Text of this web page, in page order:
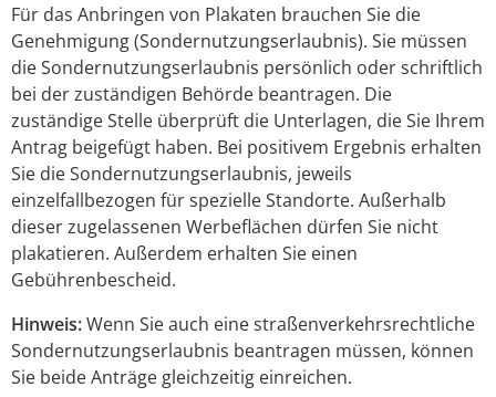
Für das Anbringen von Plakaten brauchen Sie die
Genehmigung (Sondernutzungserlaubnis). Sie müssen
die Sondernutzungserlaubnis persönlich oder schriftlich
bei der zuständigen Behörde beantragen. Die
zuständige Stelle überprüft die Unterlagen, die Sie Ihrem
Antrag beigefügt haben. Bei positivem Ergebnis erhalten
Sie die Sondernutzungserlaubnis, jeweils
einzelfallbezogen für spezielle Standorte. Außerhalb
dieser zugelassenen Werbeflächen dürfen Sie nicht
plakatieren. Außerdem erhalten Sie einen
Gebührenbescheid.
Hinweis:Wenn Sie auch eine straßenverkehrsrechtliche
Sondernutzungserlaubnis beantragen müssen, können
Sie beide Anträge gleichzeitig einreichen.